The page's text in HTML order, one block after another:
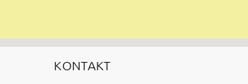
KONTAKT